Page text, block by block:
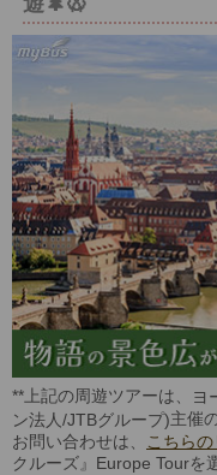
**上記の周遊ツアーは、
ヨ
ン法人/JTBグループ)主催
お問い合わせは、
こちらの
クルーズ』Europe Tourを